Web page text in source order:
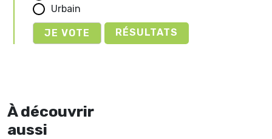
Urbain
RÉSULTATS
À découvrir
aussi